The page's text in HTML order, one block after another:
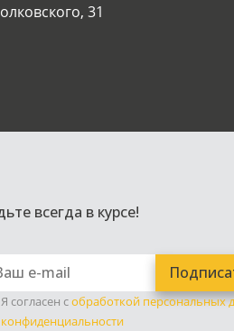
31
всегда в курсе!
Я согласен собработкой персональных
конфиденциальности